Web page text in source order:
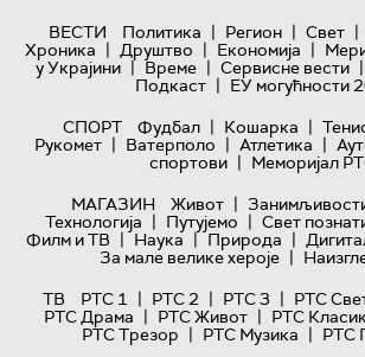
ВЕСТИ Политика | Регион | Свет |
Хроника | Друштво | Економија |
у Украјини | Време | Сервисне вести |
Подкаст | ЕУ могућности
СПОРТ
Фудбал | Кошарка |
Рукомет | Ватерполо | Атлетика |
спортови | Меморијал
МАГАЗИН
Живот |
Технологијa | Путујемо | Свет
Филм и ТВ | Наука | Природа |
За мале велике хероје |
ТВ
РТС 1 | РТС 2 | РТС 3 | РТС
РТС Драма | РТС Живот | РТС
РТС Трезор | РТС Музика | РТС